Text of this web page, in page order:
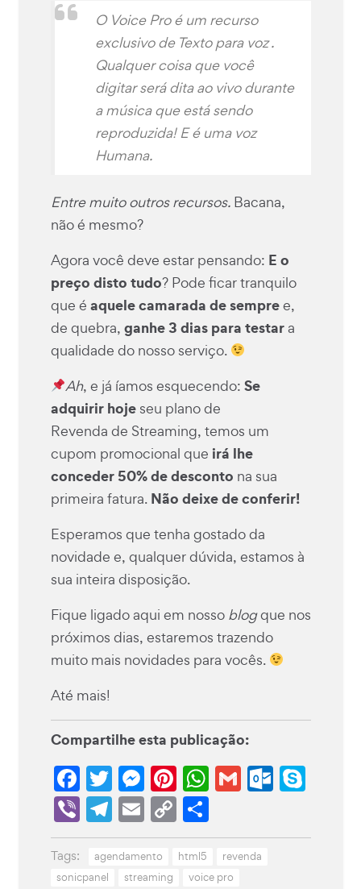
O Voice Pro é um recurso
exclusivo de Texto para voz .
Qualquer coisa que você
digitar será dita ao vivo durante
a música que está sendo
reproduzida! E é uma voz
Humana.
Entre muito outros recursos. Bacana,
não é mesmo?
Agora você deve estar pensando: E o
preço disto tudo? Pode ficar tranquilo
que é aquele camarada de sempree,
de quebra, ganhe 3 dias para testara
qualidade do nosso serviço.
Ah, e já íamos esquecendo: Se
adquirir hojeseu plano de
Revenda de Streaming, temos um
cupom promocional que irá lhe
conceder 50% de desconto na sua
primeira fatura. Não deixe de conferir!
Esperamos que tenha gostado da
novidade e, qualquer dúvida, estamos à
sua inteira disposição.
Fique ligado aqui em nosso blogque nos
próximos dias, estaremos trazendo
muito mais novidades para vocês.
Até mais!
Compartilhe esta publicação:
Facebook
Twitter
Messenger
Pinterest
WhatsApp
Gmail
ViberTelegram
Email
Copy
Link
Share
Tags: agendamento html5
revenda
sonicpanel
streaming voice pro